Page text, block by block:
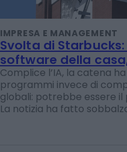
IMPRESA E MANAGEMENT
Svolta di
software della
Complice l’IA, la catena
programmi invece di
globali: potrebbe essere il
La notizia ha fatto